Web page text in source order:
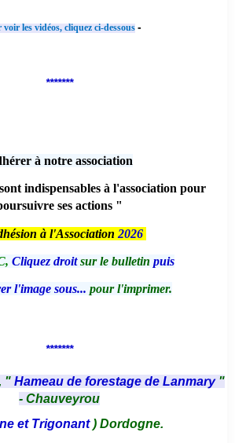
voir les vidéos, cliquez ci-dessous -
*******
à notre association
indispensables à l'association pour
ses actions "
à l'Association 2026
Cliquez droitsur le bulletin puis
l'image sous... pour l'imprimer.
*******
" Hameau de forestage de Lanmary "
- Chauveyrou
et Trigonant) Dordogne.